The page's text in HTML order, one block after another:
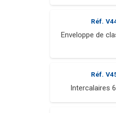
Réf.
Enveloppe de
Réf.
Intercalaires